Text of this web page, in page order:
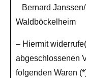
Bernard
Waldböckelheim
– Hiermit
abgeschlossenen
folgenden Waren